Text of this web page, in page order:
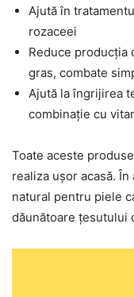
Ajută în
rozaceei
Reduce producția
gras, combate
Ajută la îngrijirea
combinație cu
Toate aceste
realiza ușor acasă.
natural pentru piele
dăunătoare țesutului